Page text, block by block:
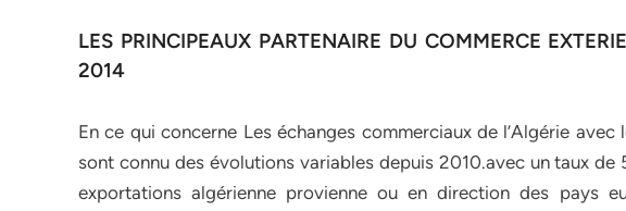
LES PRINCIPEAUX PARTENAIRE DU COMMERCE
2014
En ce qui concerne Les échanges commerciaux de l’Algérie
sont connu des évolutions variables depuis 2010.avec un taux
exportations algérienne provienne ou en direction des pays